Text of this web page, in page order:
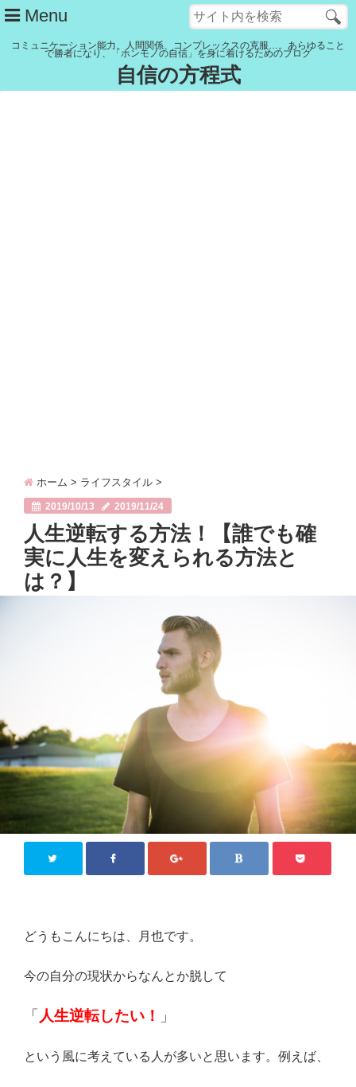
Menu
管理人紹介
コミュニケーション能力、人間関係、コンプレックスの克服…。あらゆること
で勝者になり、「ホンモノの自信」を身に着けるためのブログ
自信の方程式
ホーム > ライフスタイル >
2019/10/13 2019/11/24
人生逆転する方法！【誰でも確
実に人生を変えられる方法と
は？】
どうもこんにちは、月也です。
今の自分の現状からなんとか脱して
「 人生逆転したい！ 」
という風に考えている人が多いと思います。例えば、